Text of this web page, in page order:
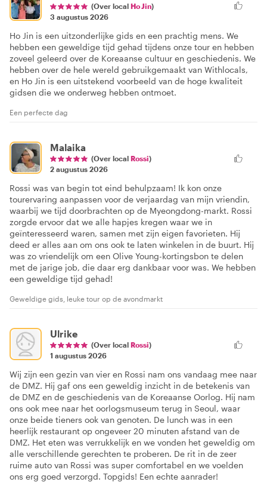
(Over local Ho Jin)
3 augustus 2026
Ho Jin is een uitzonderlijke gids en een prachtig mens. We
hebben een geweldige tijd gehad tijdens onze tour en hebben
zoveel geleerd over de Koreaanse cultuur en geschiedenis. We
hebben over de hele wereld gebruikgemaakt van Withlocals,
en Ho Jin is een uitstekend voorbeeld van de hoge kwaliteit
gidsen die we onderweg hebben ontmoet.
Een perfecte dag
Malaika
(Over local Rossi)
2 augustus 2026
Rossi was van begin tot eind behulpzaam! Ik kon onze
tourervaring aanpassen voor de verjaardag van mijn vriendin,
waarbij we tijd doorbrachten op de Myeongdong-markt. Rossi
zorgde ervoor dat we alle hapjes kregen waar we in
geïnteresseerd waren, samen met zijn eigen favorieten. Hij
deed er alles aan om ons ook te laten winkelen in de buurt. Hij
was zo vriendelijk om een Olive Young-kortingsbon te delen
met de jarige job, die daar erg dankbaar voor was. We hebben
een geweldige tijd gehad!
Geweldige gids, leuke tour op de avondmarkt
Ulrike
(Over local Rossi)
1 augustus 2026
Wij zijn een gezin van vier en Rossi nam ons vandaag mee naar
de DMZ. Hij gaf ons een geweldig inzicht in de betekenis van
de DMZ en de geschiedenis van de Koreaanse Oorlog. Hij nam
ons ook mee naar het oorlogsmuseum terug in Seoul, waar
onze beide tieners ook van genoten. De lunch was in een
heerlijk restaurant op ongeveer 20 minuten afstand van de
DMZ. Het eten was verrukkelijk en we vonden het geweldig om
alle verschillende gerechten te proberen. De rit in de zeer
ruime auto van Rossi was super comfortabel en we voelden
ons erg goed verzorgd. Topgids! Een echte aanrader!